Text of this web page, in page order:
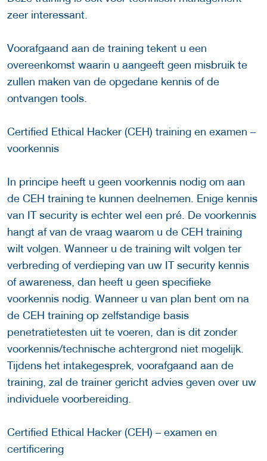
zeer interessant.
Voorafgaand aan de training tekent u een
overeenkomst waarin u aangeeft geen misbruik te
zullen maken van de opgedane kennis of de
ontvangen tools.
Certified Ethical Hacker (CEH) training en examen –
voorkennis
In principe heeft u geen voorkennis nodig om aan
de CEH training te kunnen deelnemen. Enige kennis
van IT security is echter wel een pré. De voorkennis
hangt af van de vraag waarom u de CEH training
wilt volgen. Wanneer u de training wilt volgen ter
verbreding of verdieping van uw IT security kennis
of awareness, dan heeft u geen specifieke
voorkennis nodig. Wanneer u van plan bent om na
de CEH training op zelfstandige basis
penetratietesten uit te voeren, dan is dit zonder
voorkennis/technische achtergrond niet mogelijk.
Tijdens het intakegesprek, voorafgaand aan de
training, zal de trainer gericht advies geven over uw
individuele voorbereiding.
Certified Ethical Hacker (CEH) – examen en
certificering